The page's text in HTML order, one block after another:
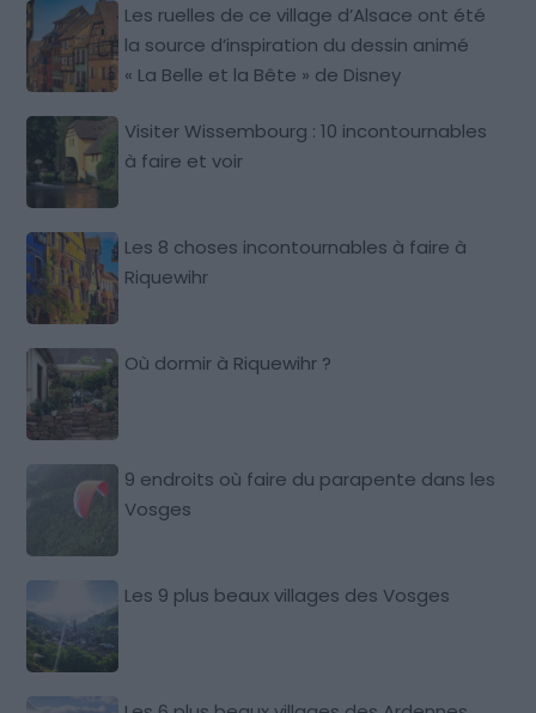
Les ruelles de ce village d’Alsace ont été
la source d’inspiration du dessin animé
« La Belle et la Bête » de Disney
Visiter Wissembourg : 10 incontournables
à faire et voir
Les 8 choses incontournables à faire à
Riquewihr
Où dormir à Riquewihr ?
9 endroits où faire du parapente dans les
Vosges
Les 9 plus beaux villages des Vosges